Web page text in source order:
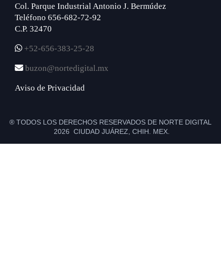
Col. Parque Industrial Antonio J. Bermúdez
Teléfono 656-682-72-92
C.P. 32470
+52-656-383-25-28
buzon@nortedigital.mx
Aviso de Privacidad
® TODOS LOS DERECHOS RESERVADOS DE NORTE DIGITAL
2026 CIUDAD JUÁREZ, CHIH. MEX.